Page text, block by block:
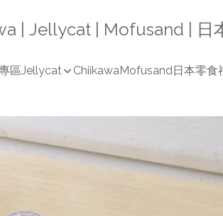
| Jellycat | Mofusand | 日
區Jellycat ChiikawaMofusand日本零食